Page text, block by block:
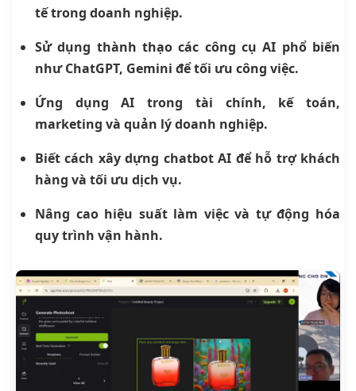
tế trong doanh nghiệp.
Sử dụng thành thạo các công cụ AI phổ biến
như ChatGPT, Gemini để tối ưu công việc.
Ứng dụng AI trong tài chính, kế toán,
marketing và quản lý doanh nghiệp.
Biết cách xây dựng chatbot AI để hỗ trợ khách
hàng và tối ưu dịch vụ.
Nâng cao hiệu suất làm việc và tự động hóa
quy trình vận hành.